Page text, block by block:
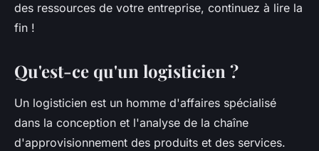
des ressources de votre entreprise, continuez à lire la
fin !
Qu'est-ce qu'un logisticien ?
Un logisticien est un homme d'affaires spécialisé
dans la conception et l'analyse de la chaîne
d'approvisionnement des produits et des services.